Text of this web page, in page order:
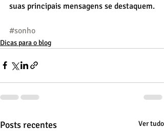
suas principais mensagens se destaquem.
#sonho
Dicas para o blog
Posts recentes Ver tudo